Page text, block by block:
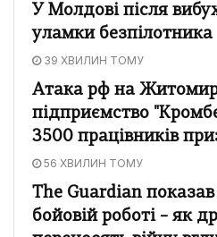
У Молдові після
уламки безпілотника
39 ХВИЛИН ТОМУ
Атака рф на
підприємство
3500 працівників
56 ХВИЛИН ТОМУ
The Guardian показав
бойовій роботі – як